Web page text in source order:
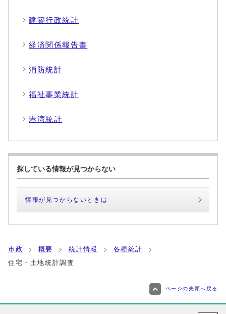
建築行政統計
経済関係報告書
消防統計
福祉事業統計
港湾統計
探している情報が見つからない
情報が見つからないときは
市政 概要 統計情報
各種統計
住宅・土地統計調査
ページの先頭へ戻る